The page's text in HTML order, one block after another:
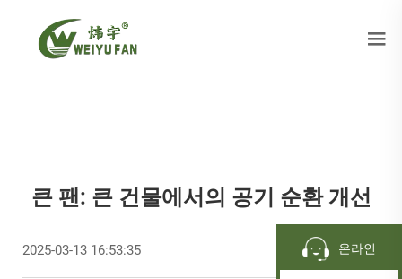
큰 팬: 큰 건물에서의 공기 순환 개선
2025-03-13 16:53:35 온라인